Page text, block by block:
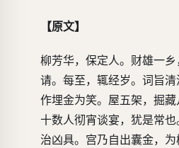
【原文】
柳芳华，保定人。财雄一
请。每至，辄经岁。词旨
作埋金为笑。屋五架，掘
十数人彻宵谈宴，犹是常
治凶具。宫乃自出囊金，